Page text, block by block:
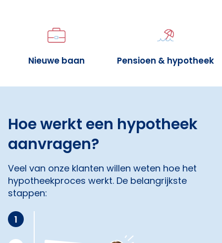
Nieuwe baan Pensioen & hypotheek
Hoe werkt een hypotheek
aanvragen?
Veel van onze klanten willen weten hoe het
hypotheekproces werkt. De belangrijkste
stappen:
1